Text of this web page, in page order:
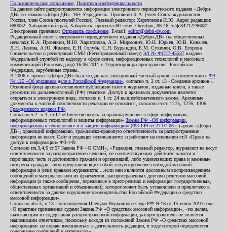
Пользовательское соглашение Политика конфиденциальности
На данном сайте распространяется информация электронного периодического издания «Дебри-
ДВ» со знаком «Дебри-ДВ». 16+ Учредитель: Пронякин К.А. (член Союза журналистов
России, член Союза писателей России). Главный редактор: Харитонова И.Ю. Адрес редакции:
680032, Хабаровский край, Хабаровск, проспект 60-летия Октября, 88-46, т./ф.84212296081.
Электронная приемная: Отправить сообщение . E-mail: editor@debri-dv.com
Редакционный совет электронного периодического издания «Дебри-ДВ» (на общественных
началах): К.А. Пронякин, И.Ю. Харитонова, А.Э. Мирмович, Ю.Н. Юрьев, Ю.В. Ковалев,
Л.Н. Левина, А.Ю. Жданов, Е.Н. Голубь, С.Н. Бурындин, Б.М. Сухинин, О.В. Егорова
Свидетельство о регистрации СМИ (Регистрационный номер) ЭЛ № ФС77-45537 выдано
Федеральной службой по надзору в сфере связи, информационных технологий и массовых
коммуникаций (Роскомнадзор) 16.06.2011 г. Территория распространения: Российская
Федерация, зарубежные страны.
В 2006 г. проект «Дебри-ДВ» был создан как электронный частный архив, в соответствии с ФЗ
№ 125 «Об архивном деле в Российской Федерации» , согласно п. 2 ст. 13 «Создание архивов».
Основной фонд архива составляют публикации газет и журналов, изданные книги, а также
рукописи по дальневосточной (РФ) тематике. Доступ к архивным документам является
открытым в электронном виде, согласно п. 1 ст. 24 вышеобозначенного закона. Архивные
документы к частной собственности редакции не относятся, согласно ст.ст. 1275, 1276, 1306
Гражданского кодекса РФ
Согласно ч.2. п.3. ст.17 «Ответственность за правонарушения в сфере информации,
информационных технологий и защиты информации» Закона РФ «Об информации,
информационных технологиях и о защите информации» (ФЗ-149 от 27.07.06 г.) архив «Дебри-
ДВ», хранящий информацию, гражданско-правовую ответственность за распространение
информации не несет. Сайт и редакция основываются и работают на основании ст.8 «Право на
доступ к информации» ФЗ-149.
Согласно пп.3,4,6 ст.57 Закона РФ «О СМИ», «Редакция, главный редактор, журналист не несут
ответственности за распространение сведений, не соответствующих действительности и
порочащих честь и достоинство граждан и организаций, либо ущемляющих права и законные
интересы граждан, либо представляющих собой злоупотребление свободой массовой
информации и (или) правами журналиста: ...если они являются дословным воспроизведением
сообщений и материалов или их фрагментов, распространенных другим средством массовой
информации (а также сообщения, переданные в пресс-релизах и информация государственных,
общественных организаций и объединений), которое может быть установлено и привлечено к
ответственности за данное нарушение законодательства Российской Федерации о средствах
массовой информации».
Согласно абз.3, п.13 Постановления Пленума Верховного Суда РФ №16 от 15 июня 2010 года
«О практике применения судами Закона РФ «О средствах массовой информации», «по делам,
вытекающим из содержания распространенной информации, распространитель не является
надлежащим ответчиком, поскольку исходя из положений Закона РФ «О средствах массовой
информации» не вправе вмешиваться в деятельность редакции, в ходе которой определяется